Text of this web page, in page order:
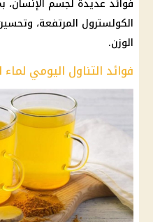
الكولسترول المرتفعة،
الوزن.
فوائد التناول اليومي لماء